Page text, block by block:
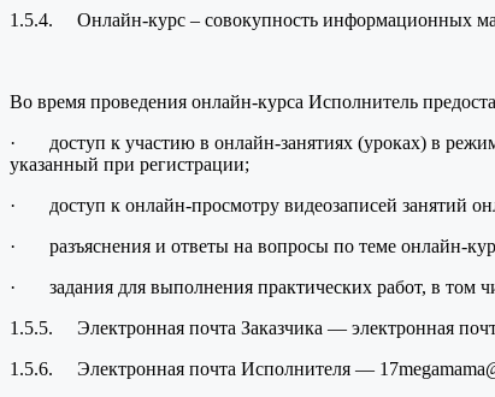
1.5.4. Онлайн-курс – совокупность информационных
Во время проведения онлайн-курса Исполнитель
· доступ к участию в онлайн-занятиях (уроках) в
указанный при регистрации;
· доступ к онлайн-просмотру видеозаписей занятий
· разъяснения и ответы на вопросы по теме онлайн-
· задания для выполнения практических работ, в том
1.5.5. Электронная почта Заказчика — электронная
1.5.6. Электронная почта Исполнителя —